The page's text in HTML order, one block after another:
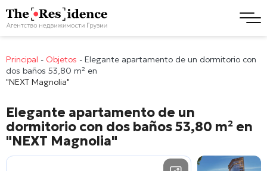
Principal - Objetos - Elegante apartamento de un dormitorio con
dos baños 53,80 m² en
"NEXT Magnolia"
Elegante apartamento de un
dormitorio con dos baños 53,80 m² en
"NEXT Magnolia"